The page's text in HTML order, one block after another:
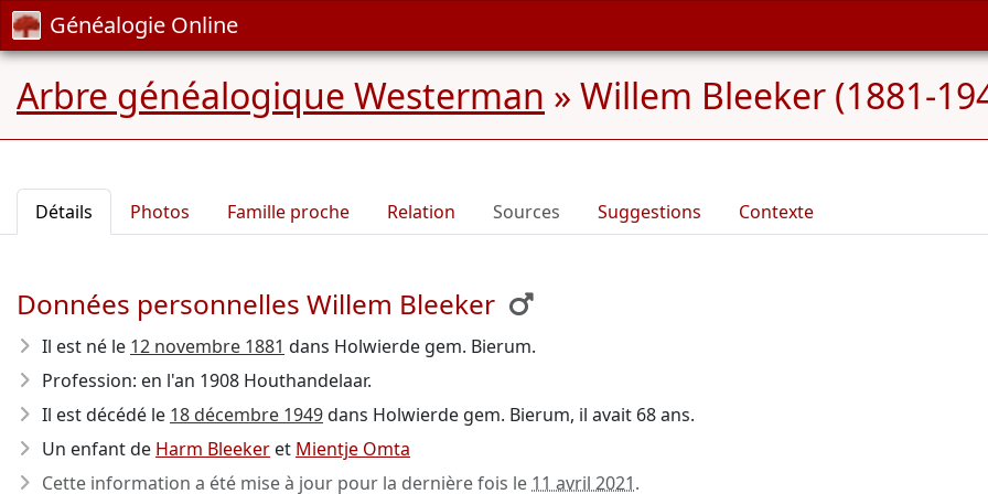
Généalogie Online
Arbre généalogique Westerman » Willem Bleeker (1881-
Détails Photos Famille proche Relation Sources Suggestions Contexte
Données personnelles Willem Bleeker
Il est né le 12 novembre 1881 dans Holwierde gem. Bierum.
Profession: en l'an 1908 Houthandelaar.
Il est décédé le 18 décembre 1949dans Holwierde gem. Bierum, il avait 68 ans.
Un enfant de Harm Bleeker et Mientje Omta
Cette information a été mise à jour pour la dernière fois le 11 avril 2021.